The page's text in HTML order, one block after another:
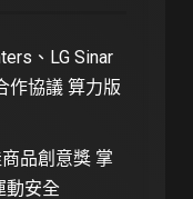
、LG Sinar
作協議 算力版
品創意獎 掌
動安全